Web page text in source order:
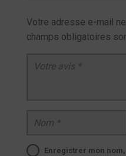
Votre adresse e-mail
champs obligatoires
Enregistrer mon